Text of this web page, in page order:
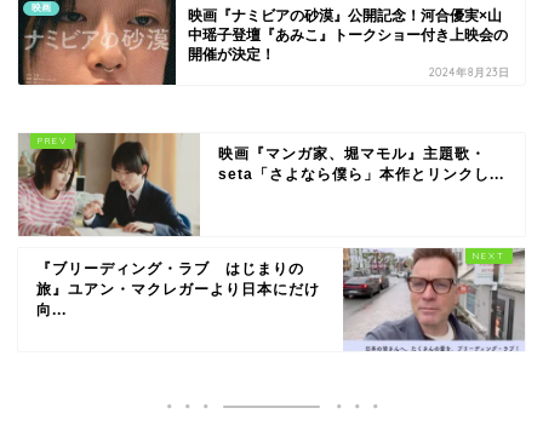
映画
映画『ナミビアの砂漠』公開記念！河合優実×山
中瑶子登壇『あみこ』トークショー付き上映会の
開催が決定！
2024年8月23日
映画『マンガ家、堀マモル』主題歌・
seta「さよなら僕ら」本作とリンクし...
『ブリーディング・ラブ はじまりの
旅』ユアン・マクレガーより日本にだけ
向...